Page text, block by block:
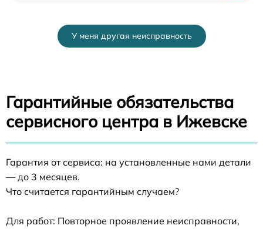
У меня другая неисправность
Гарантийные обязательства
сервисного центра в Ижевске
Гарантия от сервиса: на установленные нами детали
— до 3 месяцев.
Что считается гарантийным случаем?
Для работ: Повторное проявление неисправности,